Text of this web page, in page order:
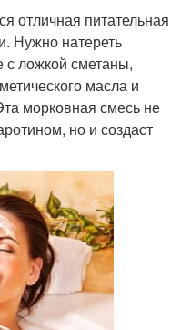
отличная питательная
Нужно натереть
ложкой сметаны,
масла и
морковная смесь не
но и создаст